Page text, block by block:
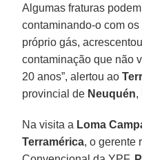
Algumas fraturas
contaminando-o com
próprio gás, acrescentou
contaminação que não
20 anos”, alertou ao
provincial de Neuquén,
Na visita a Loma
Terramérica, o gerente